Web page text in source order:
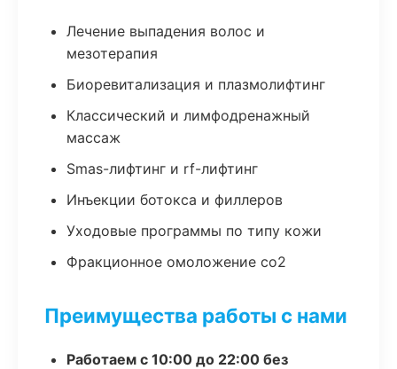
Лечение выпадения волос и
мезотерапия
Биоревитализация и плазмолифтинг
Классический и лимфодренажный
массаж
Smas-лифтинг и rf-лифтинг
Инъекции ботокса и филлеров
Уходовые программы по типу кожи
Фракционное омоложение co2
Преимущества работы с нами
Работаем с 10:00 до 22:00 без